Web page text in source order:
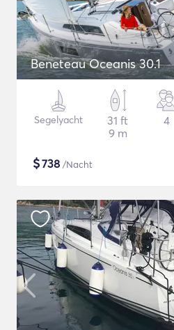
Beneteau Oceanis 30.1
Segelyacht
31 ft
9 m
4
$738 /Nacht